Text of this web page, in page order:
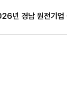
년 경남 원전기업